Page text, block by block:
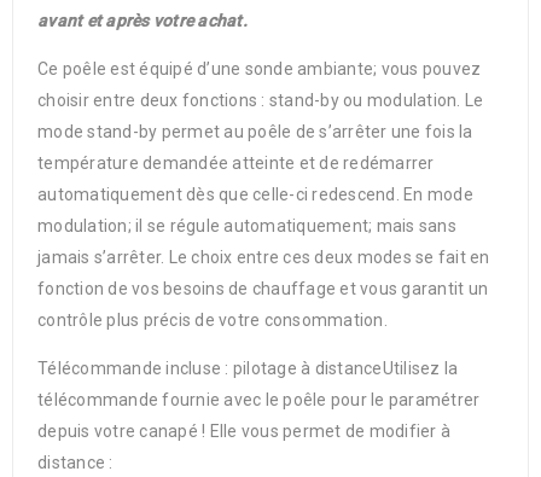
avant et après votre achat.
Ce poêle est équipé d’une sonde ambiante; vous pouvez
choisir entre deux fonctions : stand-by ou modulation. Le
mode stand-by permet au poêle de s’arrêter une fois la
température demandée atteinte et de redémarrer
automatiquement dès que celle-ci redescend. En mode
modulation; il se régule automatiquement; mais sans
jamais s’arrêter. Le choix entre ces deux modes se fait en
fonction de vos besoins de chauffage et vous garantit un
contrôle plus précis de votre consommation.
Télécommande incluse : pilotage à distanceUtilisez la
télécommande fournie avec le poêle pour le paramétrer
depuis votre canapé ! Elle vous permet de modifier à
distance :